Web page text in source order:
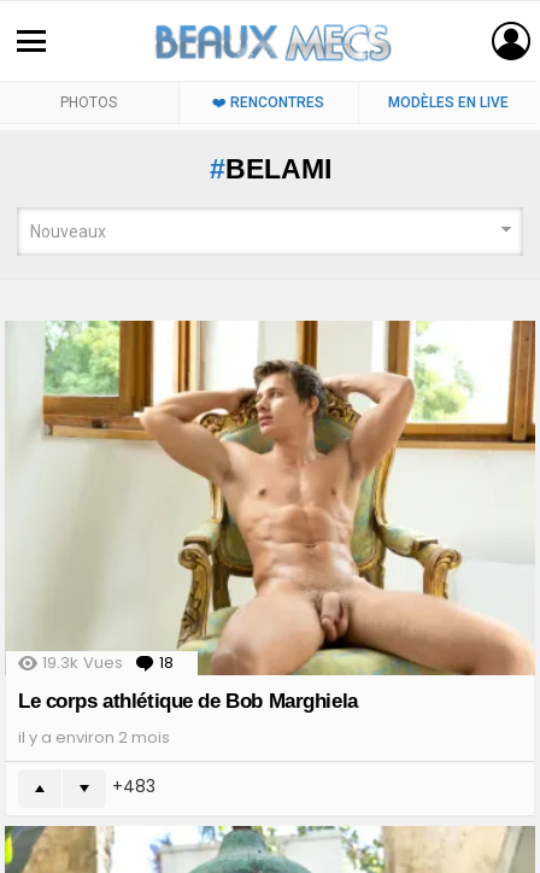
PHOTOS ❤️ RENCONTRES MODÈLES EN LIVE
BELAMI
STORIES
19.3k Vues 18
Comments
Le corps athlétique de Bob Marghiela
il y a environ 2 mois
483